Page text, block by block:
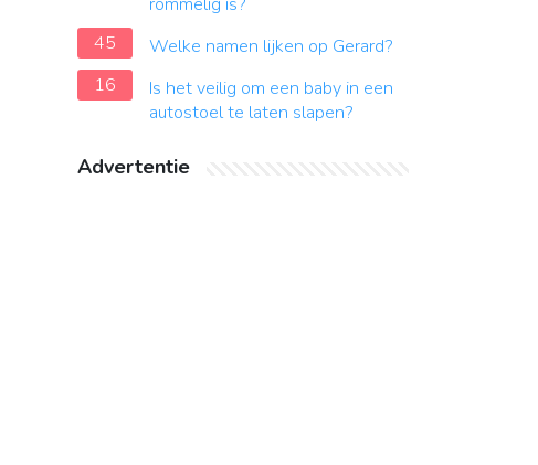
45
Welke namen lijken op Gerard?
16
Is het veilig om een baby in een
autostoel te laten slapen?
Advertentie